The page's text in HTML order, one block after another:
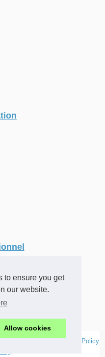
to ensure you get
our website.
Allow cookies
Cookies Policy